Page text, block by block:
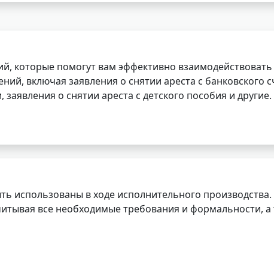
которые помогут вам эффективно
включая заявления о снятии ареста с банковского
о снятии ареста с детского пособия и другие.
использованы в ходе исполнительного
все необходимые требования и формальности,